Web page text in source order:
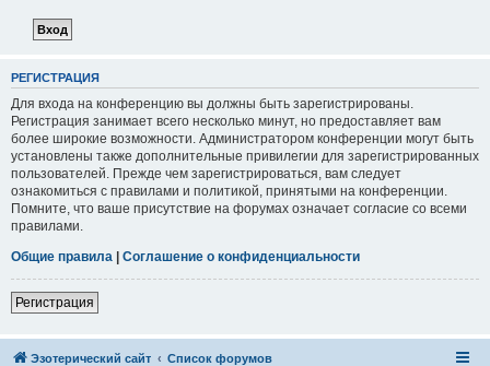
РЕГИСТРАЦИЯ
Для входа на конференцию вы должны быть зарегистрированы.
Регистрация занимает всего несколько минут, но предоставляет вам
более широкие возможности. Администратором конференции могут быть
установлены также дополнительные привилегии для зарегистрированных
пользователей. Прежде чем зарегистрироваться, вам следует
ознакомиться с правилами и политикой, принятыми на конференции.
Помните, что ваше присутствие на форумах означает согласие со всеми
правилами.
Общие правила | Соглашение о конфиденциальности
Регистрация
Эзотерический сайт Список форумов